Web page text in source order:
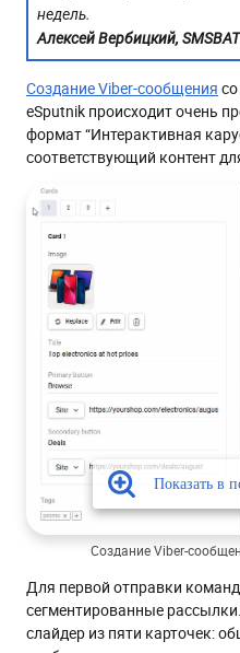
недель.
Алексей Вербицкий,
Создание Viber-сообщения
eSputnik происходит очень
формат “Интерактивная
соответствующий контент
Создание Viber-
Для первой отправки
сегментированные
слайдер из пяти карточек: